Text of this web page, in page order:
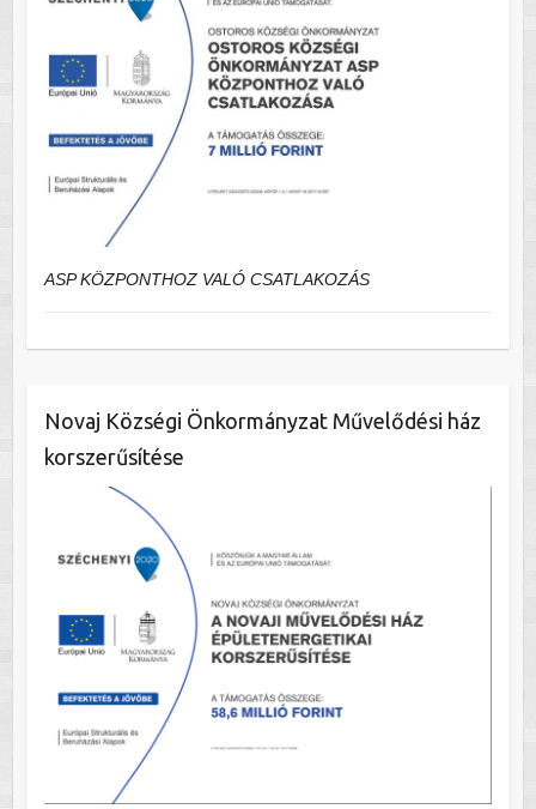
ASP KÖZPONTHOZ VALÓ CSATLAKOZÁS
Novaj Községi Önkormányzat Művelődési ház
korszerűsítése